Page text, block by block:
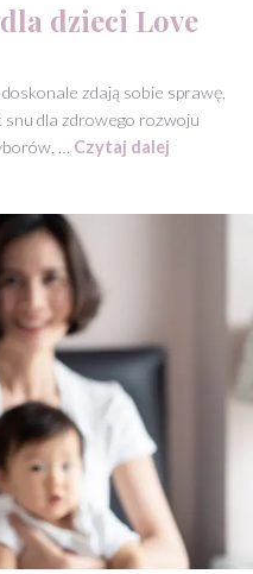
dzieci Love
zdają sobie sprawę,
dla zdrowego rozwoju
… Czytaj dalej